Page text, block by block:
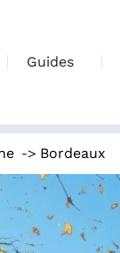
Guides
-> Bordeaux